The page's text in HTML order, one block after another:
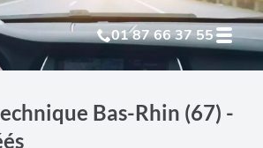
01 87 66 37 55
Bas-Rhin (67) -